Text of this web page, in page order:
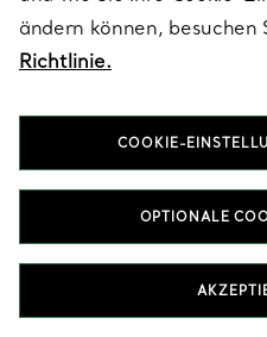
KUNDENSERVICE
SERVICES
ändern können, besuchen
Richtlinie.
COOKIE-
OPTIONALE